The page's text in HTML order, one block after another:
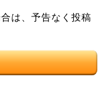
は、予告なく投稿